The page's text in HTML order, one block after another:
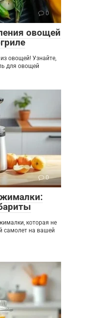
0
овощей
овощей! Узнайте,
для овощей
0
которая не
самолет на вашей